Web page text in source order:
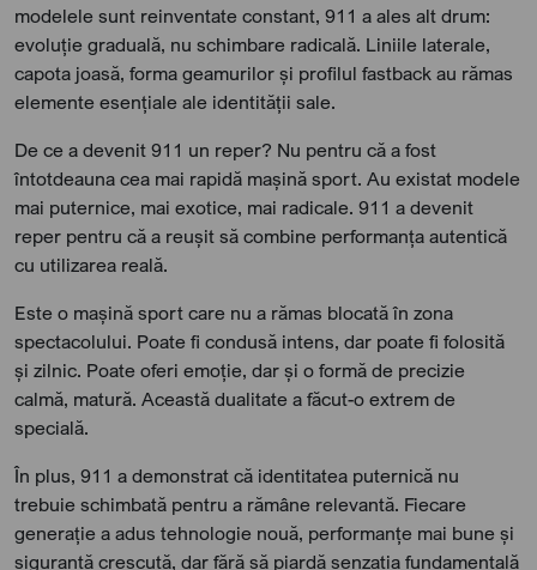
modelele sunt reinventate constant, 911 a ales alt drum:
evoluție graduală, nu schimbare radicală. Liniile laterale,
capota joasă, forma geamurilor și profilul fastback au rămas
elemente esențiale ale identității sale.
De ce a devenit 911 un reper? Nu pentru că a fost
întotdeauna cea mai rapidă mașină sport. Au existat modele
mai puternice, mai exotice, mai radicale. 911 a devenit
reper pentru că a reușit să combine performanța autentică
cu utilizarea reală.
Este o mașină sport care nu a rămas blocată în zona
spectacolului. Poate fi condusă intens, dar poate fi folosită
și zilnic. Poate oferi emoție, dar și o formă de precizie
calmă, matură. Această dualitate a făcut-o extrem de
specială.
În plus, 911 a demonstrat că identitatea puternică nu
trebuie schimbată pentru a rămâne relevantă. Fiecare
generație a adus tehnologie nouă, performanțe mai bune și
siguranță crescută, dar fără să piardă senzația fundamentală